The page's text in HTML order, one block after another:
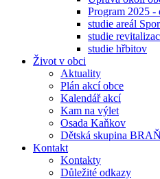
Program 2025 -
studie areál
studie
studie hřbitov
Život v obci
Aktuality
Plán akcí obce
Kalendář akcí
Kam na výlet
Osada Kaňkov
Dětská skupina
Kontakt
Kontakty
Důležité odkazy